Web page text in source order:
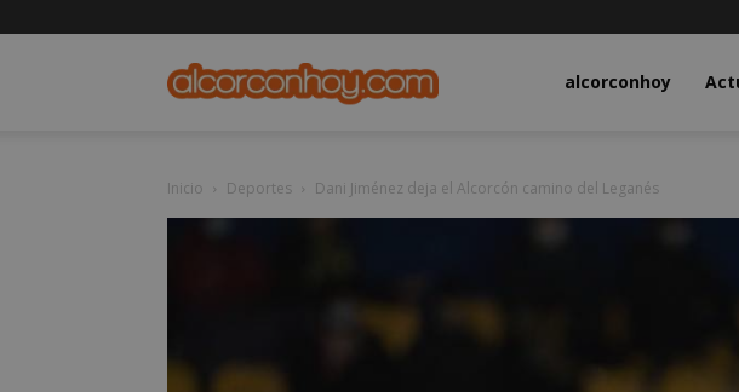
alcorconhoy.comalcorconhoy
Inicio Deportes Dani Jiménez deja el Alcorcón camino del Leganés